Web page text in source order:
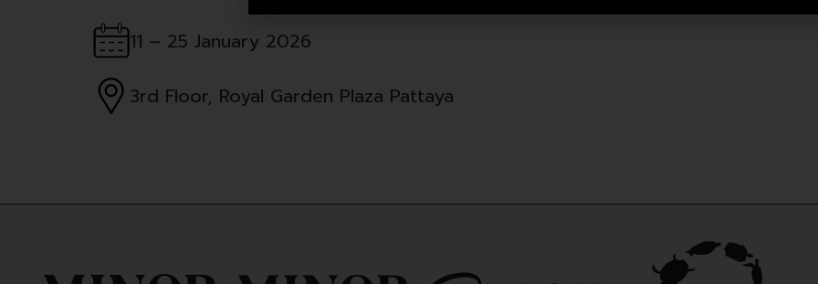
11 – 25 January 2026
3rd Floor, Royal Garden Plaza Pattaya